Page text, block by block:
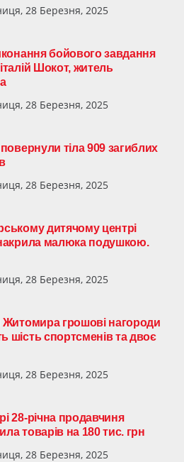
28 Березня, 2025
бойового завдання
Шокот, житель
28 Березня, 2025
тіла 909 загиблих
28 Березня, 2025
дитячому центрі
малюка подушкою.
28 Березня, 2025
Житомира грошові нагороди
шість спортсменів та двоє
28 Березня, 2025
28-річна продавчиня
товарів на 180 тис. грн
28 Березня, 2025